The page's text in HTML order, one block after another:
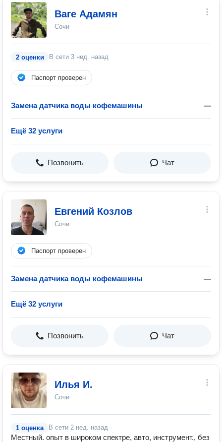
Ваге Адамян
Сочи
2 оценки В сети 3 нед. назад
Паспорт проверен
Замена датчиĸа воды кофемашины —
Ещё 32 услуги
Позвонить Чат
Евгений Козлов
Сочи
Паспорт проверен
Замена датчиĸа воды кофемашины —
Ещё 32 услуги
Позвонить Чат
Илья И.
Сочи
1 оценка В сети 2 нед. назад
Местный. опыт в широком спектре, авто, инструмент., без